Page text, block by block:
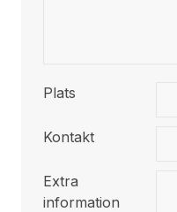
Plats
Kontakt
Extra
information